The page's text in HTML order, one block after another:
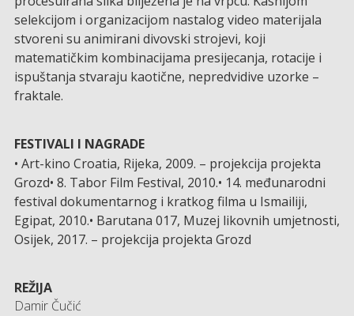
selekcijom i organizacijom nastalog video materijala
stvoreni su animirani divovski strojevi, koji
matematičkim kombinacijama presijecanja, rotacije i
ispuštanja stvaraju kaotične, nepredvidive uzorke –
fraktale.
FESTIVALI I NAGRADE
• Art-kino Croatia, Rijeka, 2009. – projekcija projekta
Grozd• 8. Tabor Film Festival, 2010.• 14. međunarodni
festival dokumentarnog i kratkog filma u Ismailiji,
Egipat, 2010.• Barutana 017, Muzej likovnih umjetnosti,
Osijek, 2017. – projekcija projekta Grozd
REŽIJA
Damir Čučić